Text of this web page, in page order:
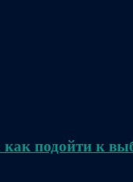
подойти к